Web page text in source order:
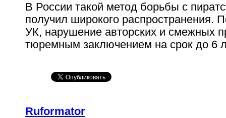
В России такой метод борьбы с
получил широкого распространения.
УК, нарушение авторских и смежных
тюремным заключением на срок до 6
Ruformator